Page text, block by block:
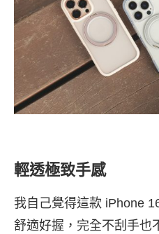
輕透極致手感
我自己覺得這款 iPhone
舒適好握，完全不刮手也